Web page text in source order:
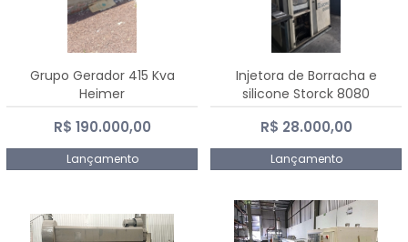
Grupo Gerador 415 Kva
Heimer
R$ 190.000,00
Lançamento
Injetora de Borracha e
silicone Storck 8080
R$ 28.000,00
Lançamento